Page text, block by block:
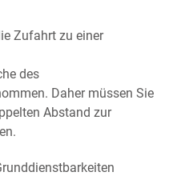
Zufahrt zu einer
des
Daher müssen Sie
Abstand zur